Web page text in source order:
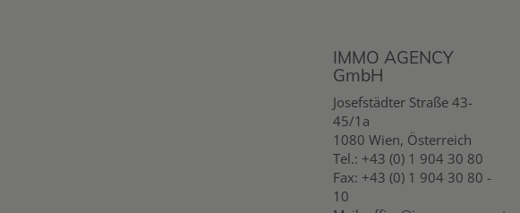
IMMO AGENCY
GmbH
Josefstädter Straße 43-
45/1a
1080 Wien, Österreich
Tel.: +43 (0) 1 904 30 80
Fax: +43 (0) 1 904 30 80 -
10